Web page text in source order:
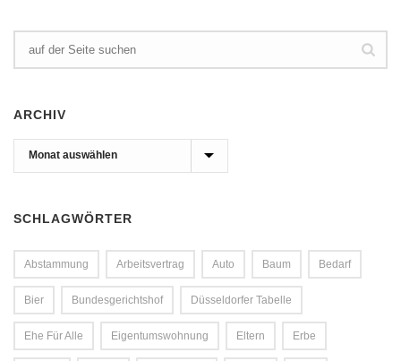
ARCHIV
Archiv
SCHLAGWÖRTER
Abstammung Arbeitsvertrag Auto Baum Bedarf
Bier Bundesgerichtshof Düsseldorfer Tabelle
Ehe Für Alle Eigentumswohnung Eltern Erbe